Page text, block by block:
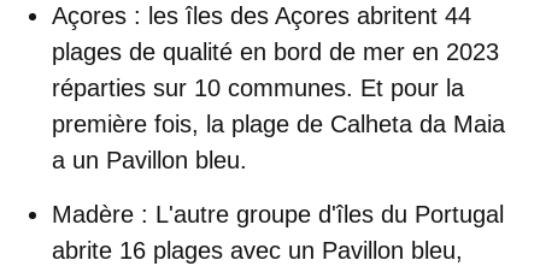
Açores : les îles des Açores abritent 44
plages de qualité en bord de mer en 2023
réparties sur 10 communes. Et pour la
première fois, la plage de Calheta da Maia
a un Pavillon bleu.
Madère : L'autre groupe d'îles du Portugal
abrite 16 plages avec un Pavillon bleu,